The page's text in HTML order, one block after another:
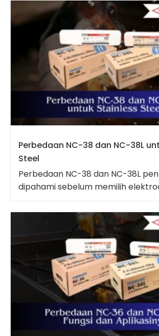
Perbedaan NC-38 dan NC-38L
Steel
Perbedaan NC-38 dan NC-38L
dipahami sebelum memilih